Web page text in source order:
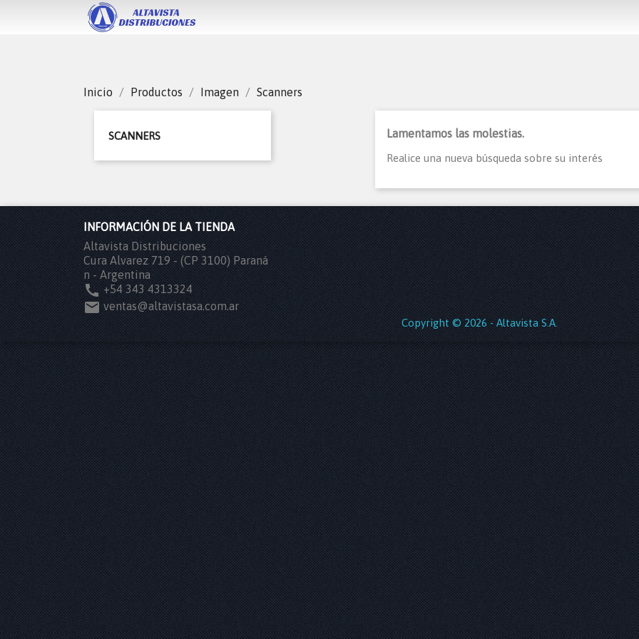
Inicio Productos Imagen Scanners
SCANNERS Lamentamos las molestias.
Realice una nueva búsqueda sobre su interés
INFORMACIÓN DE LA TIENDA
Altavista Distribuciones
Cura Alvarez 719 - (CP 3100) Paraná
n - Argentina
+54 343 4313324
ventas@altavistasa.com.ar
Copyright © 2026 - Altavista S.A.